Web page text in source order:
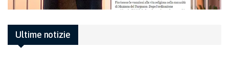
Ultime notizie